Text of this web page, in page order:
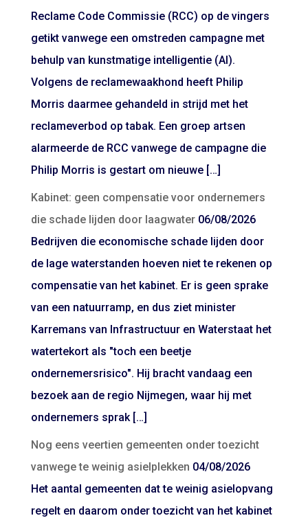
Reclame Code Commissie (RCC) op de vingers
getikt vanwege een omstreden campagne met
behulp van kunstmatige intelligentie (AI).
Volgens de reclamewaakhond heeft Philip
Morris daarmee gehandeld in strijd met het
reclameverbod op tabak. Een groep artsen
alarmeerde de RCC vanwege de campagne die
Philip Morris is gestart om nieuwe […]
Kabinet: geen compensatie voor ondernemers
die schade lijden door laagwater 06/08/2026
Bedrijven die economische schade lijden door
de lage waterstanden hoeven niet te rekenen op
compensatie van het kabinet. Er is geen sprake
van een natuurramp, en dus ziet minister
Karremans van Infrastructuur en Waterstaat het
watertekort als "toch een beetje
ondernemersrisico". Hij bracht vandaag een
bezoek aan de regio Nijmegen, waar hij met
ondernemers sprak […]
Nog eens veertien gemeenten onder toezicht
vanwege te weinig asielplekken 04/08/2026
Het aantal gemeenten dat te weinig asielopvang
regelt en daarom onder toezicht van het kabinet